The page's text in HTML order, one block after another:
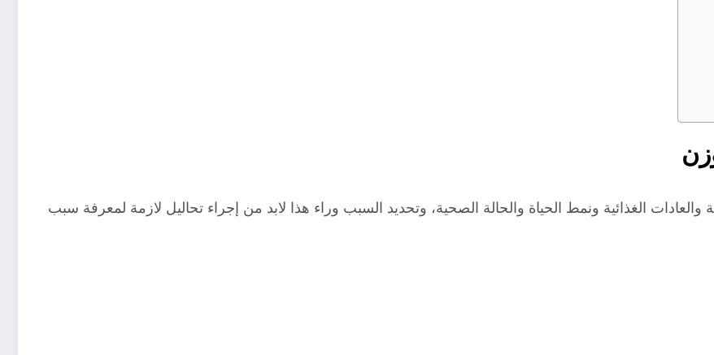
والعادات الغذائية ونمط الحياة والحالة الصحية، وتحديد السبب وراء هذا لابد من إجراء تحاليل لازمة لمعرفة سبب